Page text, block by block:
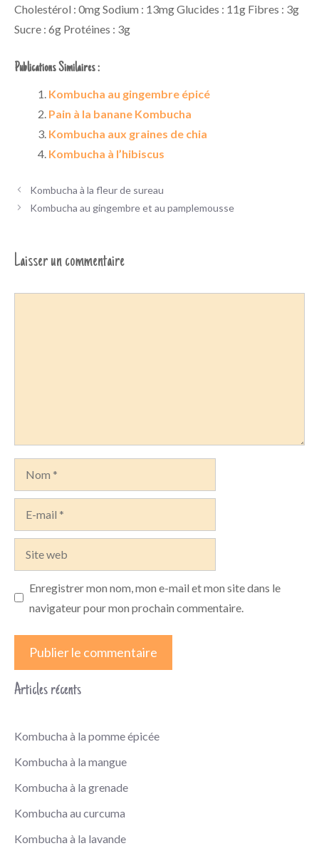
Cholestérol : 0mg Sodium : 13mg Glucides : 11g Fibres : 3g
Sucre : 6g Protéines : 3g
Publications Similaires :
Kombucha au gingembre épicé
Pain à la banane Kombucha
Kombucha aux graines de chia
Kombucha à l’hibiscus
Kombucha à la fleur de sureau
Kombucha au gingembre et au pamplemousse
Laisser un commentaire
Enregistrer mon nom, mon e-mail et mon site dans le
navigateur pour mon prochain commentaire.
Articles récents
Kombucha à la pomme épicée
Kombucha à la mangue
Kombucha à la grenade
Kombucha au curcuma
Kombucha à la lavande